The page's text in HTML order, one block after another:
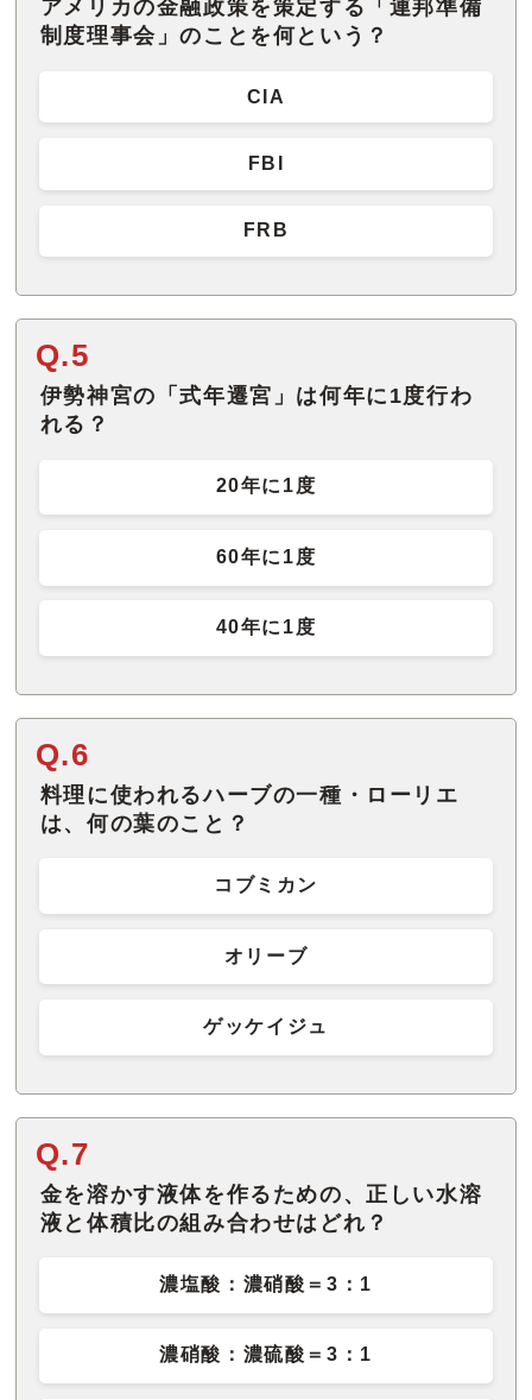
アメリカの金融政策を策定する「連邦準備
制度理事会」のことを何という？
CIA
FBI
FRB
Q.5
伊勢神宮の「式年遷宮」は何年に1度行わ
れる？
20年に1度
60年に1度
40年に1度
Q.6
料理に使われるハーブの一種・ローリエ
は、何の葉のこと？
コブミカン
オリーブ
ゲッケイジュ
Q.7
金を溶かす液体を作るための、正しい水溶
液と体積比の組み合わせはどれ？
濃塩酸：濃硝酸＝3：1
濃硝酸：濃硫酸＝3：1